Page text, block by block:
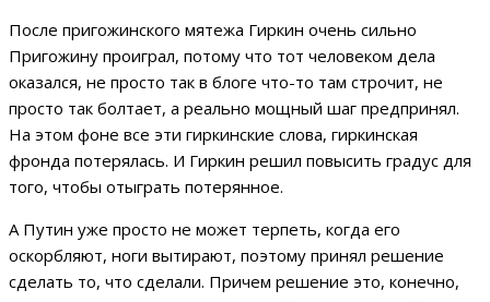
После пригожинского мятежа Гиркин очень сильно
Пригожину проиграл, потому что тот человеком дела
оказался, не просто так в блоге что-то там строчит, не
просто так болтает, а реально мощный шаг предпринял.
На этом фоне все эти гиркинские слова, гиркинская
фронда потерялась. И Гиркин решил повысить градус для
того, чтобы отыграть потерянное.
А Путин уже просто не может терпеть, когда его
оскорбляют, ноги вытирают, поэтому принял решение
сделать то, что сделали. Причем решение это, конечно,